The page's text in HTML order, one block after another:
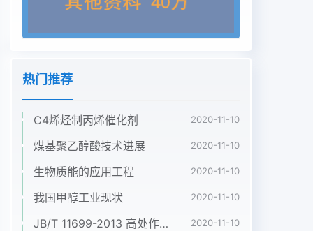
热门推荐
C4烯烃制丙烯催化剂 2020-11-10
煤基聚乙醇酸技术进展 2020-11-10
生物质能的应用工程 2020-11-10
我国甲醇工业现状 2020-11-10
JB/T 11699-2013 高处作业吊篮安装、拆卸、使用技术规程 2020-11-10